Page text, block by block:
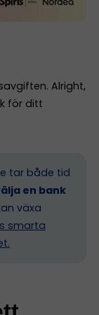
Alright,
för ditt
tar både tid
en bank
växa
smarta